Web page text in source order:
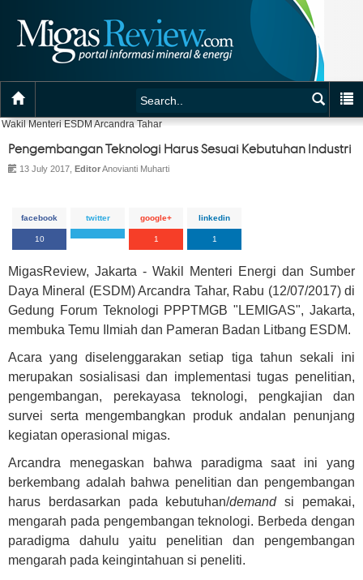
Wakil Menteri ESDM Arcandra Tahar
Pengembangan Teknologi Harus Sesuai Kebutuhan Industri
13 July 2017, EditorAnovianti Muharti
facebook
10
twitter google+
1
linkedin
1
MigasReview, Jakarta - Wakil Menteri Energi dan Sumber
Daya Mineral (ESDM) Arcandra Tahar, Rabu (12/07/2017) di
Gedung Forum Teknologi PPPTMGB "LEMIGAS", Jakarta,
membuka Temu Ilmiah dan Pameran Badan Litbang ESDM.
Acara yang diselenggarakan setiap tiga tahun sekali ini
merupakan sosialisasi dan implementasi tugas penelitian,
pengembangan, perekayasa teknologi, pengkajian dan
survei serta mengembangkan produk andalan penunjang
kegiatan operasional migas.
Arcandra menegaskan bahwa paradigma saat ini yang
berkembang adalah bahwa penelitian dan pengembangan
harus berdasarkan pada kebutuhan/demandsi pemakai,
mengarah pada pengembangan teknologi. Berbeda dengan
paradigma dahulu yaitu penelitian dan pengembangan
mengarah pada keingintahuan si peneliti.